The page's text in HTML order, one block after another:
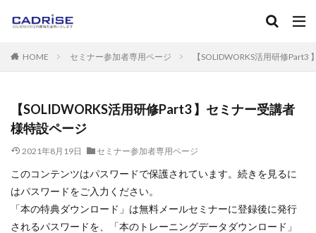
HOME セミナー参加者専用ページ 【SOLIDWORKS活用研修
【SOLIDWORKS活用研修Part3 】セミナー受講者
様特設ページ
2021年8月19日 セミナー参加者専用ページ
このコンテンツはパスワードで保護されています。続きを見るに
はパスワードをご入力ください。
「本の特典ダウンロード」は無料メールセミナーに登録後に発行
されるパスワードを、「本のトレーニングデータダウンロード」
2D-CAD 3D-CAD 3DPDF ３Dプリンタ
Instant3D
RealView Graphics SOLIDWORKS
Standard
Toolbox アセンブリ
アノテートアイテム